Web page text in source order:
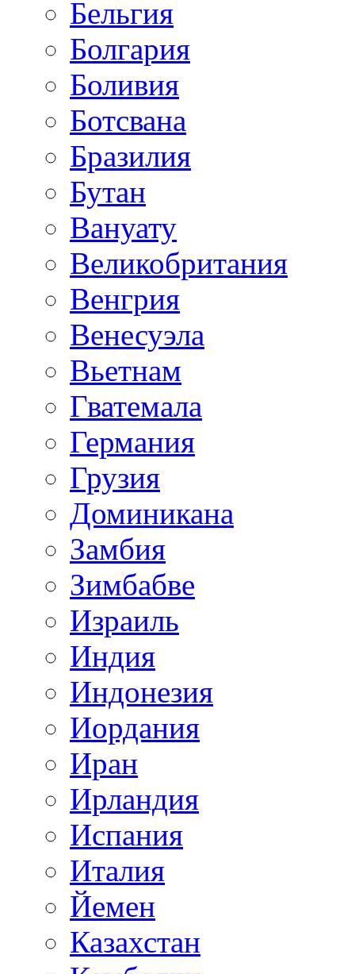
Бельгия
Болгария
Боливия
Ботсвана
Бразилия
Бутан
Вануату
Великобритания
Венгрия
Венесуэла
Вьетнам
Гватемала
Германия
Грузия
Доминикана
Замбия
Зимбабве
Израиль
Индия
Индонезия
Иордания
Иран
Ирландия
Испания
Италия
Йемен
Казахстан